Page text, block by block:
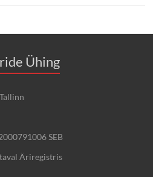
Ühing
SEB
Äriregistris